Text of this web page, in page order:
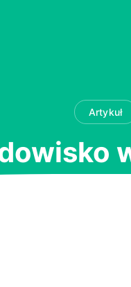
Artykuł